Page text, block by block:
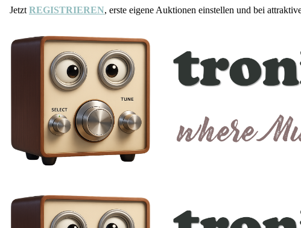
Jetzt REGISTRIEREN, erste eigene Auktionen einstellen und bei